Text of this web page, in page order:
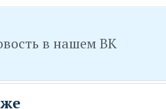
в нашем ВК